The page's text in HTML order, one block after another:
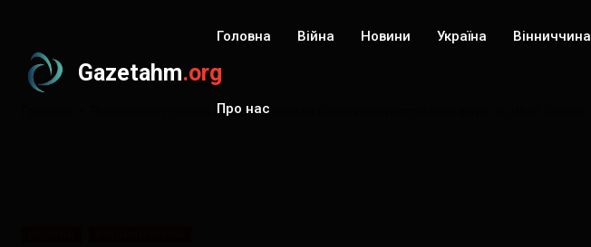
Gazetahm.org
Головна Війна Новини Україна Вінниччина
Про нас
Працівники установ Хмільниччини на Вінниччині підтримали акцію «Lots of Socks»